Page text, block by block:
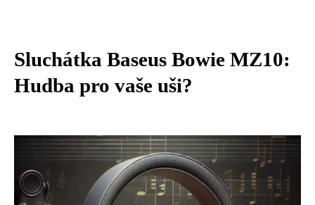
Sluchátka Baseus Bowie MZ10:
Hudba pro vaše uši?